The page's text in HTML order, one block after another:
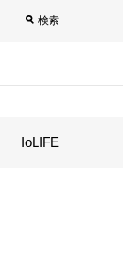
検索
IoLIFE